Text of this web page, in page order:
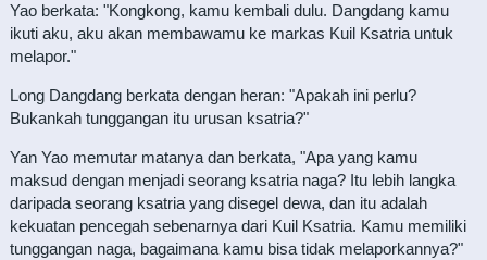
Yao berkata: "Kongkong, kamu kembali dulu. Dangdang kamu
ikuti aku, aku akan membawamu ke markas Kuil Ksatria untuk
melapor."
Long Dangdang berkata dengan heran: "Apakah ini perlu?
Bukankah tunggangan itu urusan ksatria?"
Yan Yao memutar matanya dan berkata, "Apa yang kamu
maksud dengan menjadi seorang ksatria naga? Itu lebih langka
daripada seorang ksatria yang disegel dewa, dan itu adalah
kekuatan pencegah sebenarnya dari Kuil Ksatria. Kamu memiliki
tunggangan naga, bagaimana kamu bisa tidak melaporkannya?"